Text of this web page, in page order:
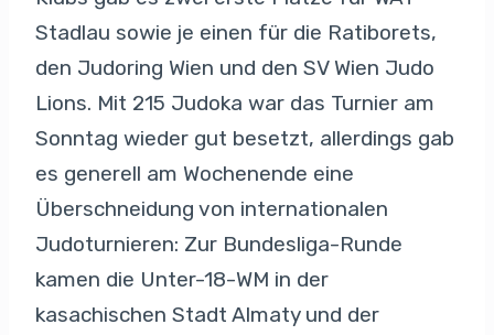
Stadlau sowie je einen für die Ratiborets,
den Judoring Wien und den SV Wien Judo
Lions. Mit 215 Judoka war das Turnier am
Sonntag wieder gut besetzt, allerdings gab
es generell am Wochenende eine
Überschneidung von internationalen
Judoturnieren: Zur Bundesliga-Runde
kamen die Unter-18-WM in der
kasachischen Stadt Almaty und der